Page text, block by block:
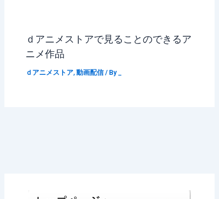
ｄアニメストアで見ることのできるア
ニメ作品
ｄアニメストア,動画配信/ By